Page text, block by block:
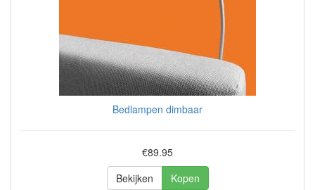
Bedlampen dimbaar
€89.95
Bekijken
Kopen